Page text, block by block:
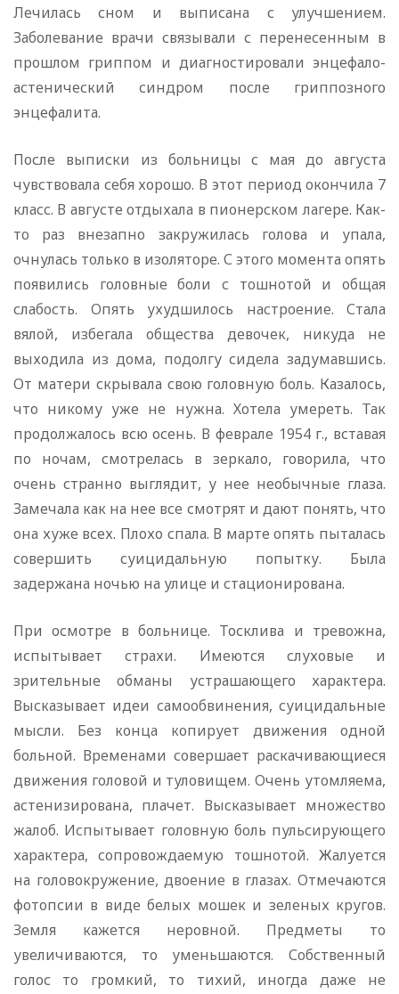
Лечилась сном и выписана с улучшением.
Заболевание врачи связывали с перенесенным в
прошлом гриппом и диагностировали энцефало-
астенический синдром после гриппозного
энцефалита.
После выписки из больницы с мая до августа
чувствовала себя хорошо. В этот период окончила 7
класс. В августе отдыхала в пионерском лагере. Как-
то раз внезапно закружилась голова и упала,
очнулась только в изоляторе. С этого момента опять
появились головные боли с тошнотой и общая
слабость. Опять ухудшилось настроение. Стала
вялой, избегала общества девочек, никуда не
выходила из дома, подолгу сидела задумавшись.
От матери скрывала свою головную боль. Казалось,
что никому уже не нужна. Хотела умереть. Так
продолжалось всю осень. В феврале 1954 г., вставая
по ночам, смотрелась в зеркало, говорила, что
очень странно выглядит, у нее необычные глаза.
Замечала как на нее все смотрят и дают понять, что
она хуже всех. Плохо спала. В марте опять пыталась
совершить суицидальную попытку. Была
задержана ночью на улице и стационирована.
При осмотре в больнице. Тосклива и тревожна,
испытывает страхи. Имеются слуховые и
зрительные обманы устрашающего характера.
Высказывает идеи самообвинения, суицидальные
мысли. Без конца копирует движения одной
больной. Временами совершает раскачивающиеся
движения головой и туловищем. Очень утомляема,
астенизирована, плачет. Высказывает множество
жалоб. Испытывает головную боль пульсирующего
характера, сопровождаемую тошнотой. Жалуется
на головокружение, двоение в глазах. Отмечаются
фотопсии в виде белых мошек и зеленых кругов.
Земля кажется неровной. Предметы то
увеличиваются, то уменьшаются. Собственный
голос то громкий, то тихий, иногда даже не